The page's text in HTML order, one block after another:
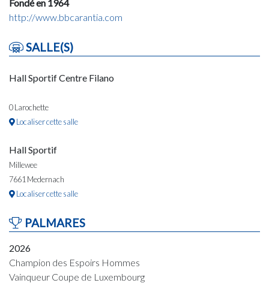
Fondé en 1964
http://www.bbcarantia.com
SALLE(S)
Hall Sportif Centre Filano
0 Larochette
Localiser cette salle
Hall Sportif
Millewee
7661 Medernach
Localiser cette salle
PALMARES
2026
Champion des Espoirs Hommes
Vainqueur Coupe de Luxembourg